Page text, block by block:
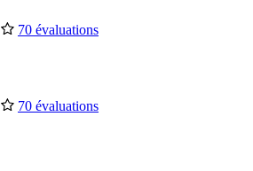
70 évaluations
70 évaluations